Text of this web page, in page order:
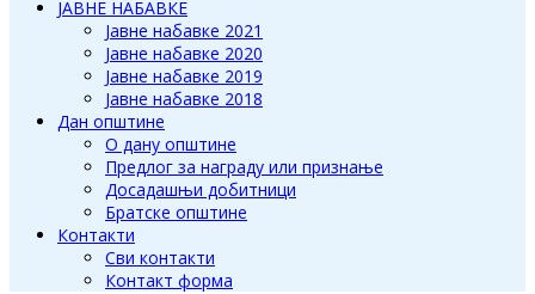
ЈАВНЕ НАБАВКЕ
Јавне набавке 2021
Јавне набавке 2020
Јавне набавке 2019
Јавне набавке 2018
Дан општине
О дану општине
Предлог за награду или признање
Досадашњи добитници
Братске општине
Контакти
Сви контакти
Контакт форма